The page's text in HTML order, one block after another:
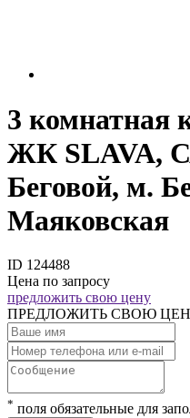
3 комнатная
ЖК SLAVA,
Беговой, м.
Маяковская
ID 124488
Цена по запросу
предложить свою цену
ПРЕДЛОЖИТЬ СВОЮ
* поля обязательные для